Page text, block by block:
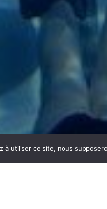
à utiliser ce site, nous